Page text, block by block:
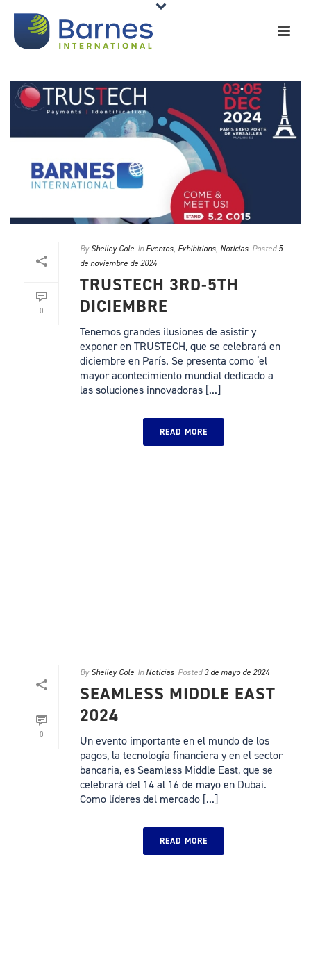
0
By Shelley Cole In Eventos, Exhibitions, Noticias Posted 5
de noviembre de 2024
TRUSTECH 3RD-5TH
DICIEMBRE
Tenemos grandes ilusiones de asistir y
exponer en TRUSTECH, que se celebrará en
diciembre en París. Se presenta como ‘el
mayor acontecimiento mundial dedicado a
las soluciones innovadoras [...]
READ MORE
0
By Shelley Cole In Noticias Posted 3 de mayo de 2024
SEAMLESS MIDDLE EAST
2024
Un evento importante en el mundo de los
pagos, la tecnología financiera y en el sector
bancaria, es Seamless Middle East, que se
celebrará del 14 al 16 de mayo en Dubai.
Como líderes del mercado [...]
READ MORE